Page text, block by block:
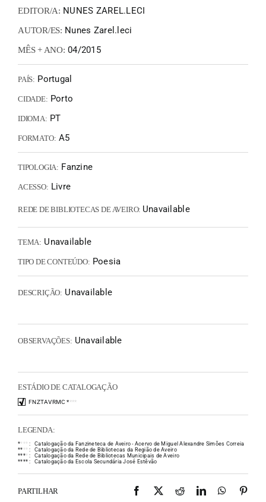
EDITOR/A: NUNES ZAREL.LECI
AUTOR/ES: Nunes Zarel.leci
MÊS + ANO: 04/2015
PAÍS: Portugal
CIDADE: Porto
IDIOMA: PT
FORMATO: A5
TIPOLOGIA: Fanzine
ACESSO: Livre
REDE DE BIBLIOTECAS DE AVEIRO: Unavailable
TEMA: Unavailable
TIPO DE CONTEÚDO: Poesia
DESCRIÇÃO: Unavailable
OBSERVAÇÕES: Unavailable
ESTÁDIO DE CATALOGAÇÃO
FNZTAVRMC ****
LEGENDA:
** * * :
Catalogação da Fanzineteca de Aveiro - Acervo de Miguel Alexandre Simões Correia
** * * :
Catalogação da Rede de Bibliotecas da Região de Aveiro
**** :
Catalogação da Rede de Bibliotecas Municipais de Aveiro
**** : Catalogação da Escola Secundária José Estêvão
PARTILHAR Facebook
X RedditLinkedIn